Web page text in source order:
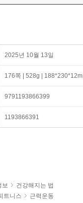
2025년 10월 13일
176쪽 | 528g |
9791193866399
1193866391
보
건강해지는 법
트니스 근력운동